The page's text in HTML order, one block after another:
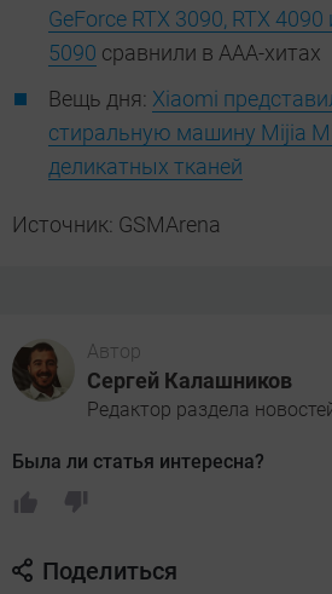
GeForce RTX 3090, RTX 4090
5090 сравнили в ААА-хитах
Вещь дня: Xiaomi
стиральную машину Mijia
деликатных тканей
Источник: GSMArena
Автор
Сергей Калашников
Редактор раздела
Была ли статья интересна?
Поделиться